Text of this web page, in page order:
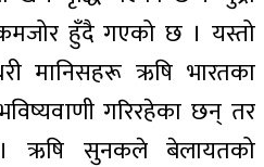
कमजोर हुँदै गएको छ । यस्तो
मानिसहरू ऋषि भारतका
गरिरहेका छन् तर
ऋषि सुनकले बेलायतको